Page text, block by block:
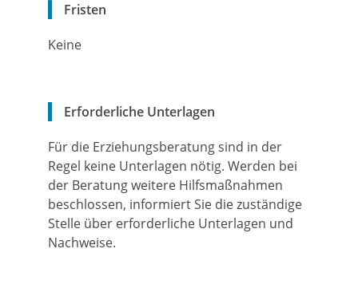
Fristen
Keine
Erforderliche Unterlagen
Für die Erziehungsberatung sind in der
Regel keine Unterlagen nötig. Werden bei
der Beratung weitere Hilfsmaßnahmen
beschlossen, informiert Sie die zuständige
Stelle über erforderliche Unterlagen und
Nachweise.